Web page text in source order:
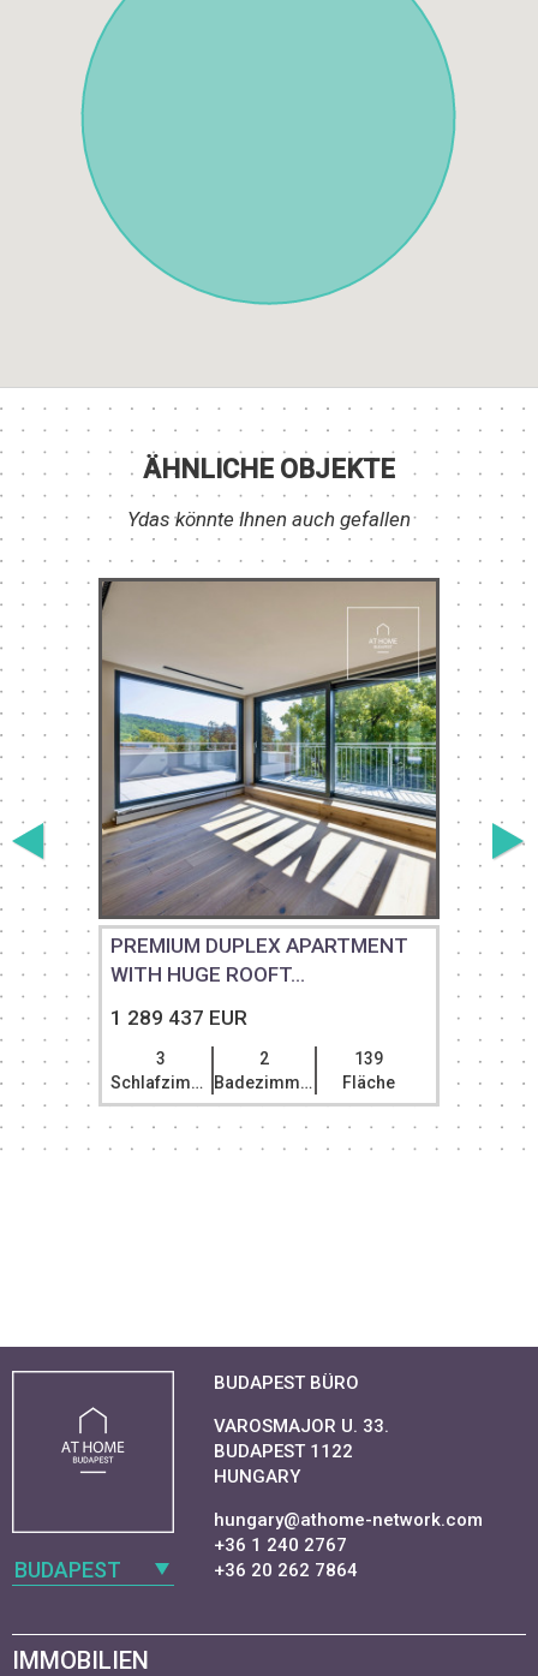
ÄHNLICHE OBJEKTE
Ydas könnte Ihnen auch gefallen
PREMIUM DUPLEX APARTMENT
WITH HUGE ROOFT...
1 289 437 EUR
3
Schlafzimmer
2
Badezimmer
139
Fläche
BUDAPEST
BUDAPEST BÜRO
VAROSMAJOR U. 33.
BUDAPEST 1122
HUNGARY
hungary@athome-network.com
+36 1 240 2767
+36 20 262 7864
IMMOBILIEN